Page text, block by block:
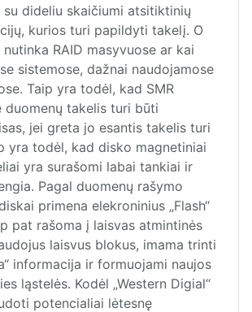
su dideliu skaičiumi atsitiktinių
kurios turi papildyti takelį. O
RAID masyvuose ar kai
sistemose, dažnai naudojamose
Taip yra todėl, kad SMR
duomenų takelis turi būti
jei greta jo esantis takelis turi
yra todėl, kad disko magnetiniai
yra surašomi labai tankiai ir
Pagal duomenų rašymo
primena elekroninius „Flash“
pat rašoma į laisvas atmintinės
laisvus blokus, imama trinti
informacija ir formuojami naujos
ląstelės. Kodėl „Western Digial“
potencialiai lėtesnę